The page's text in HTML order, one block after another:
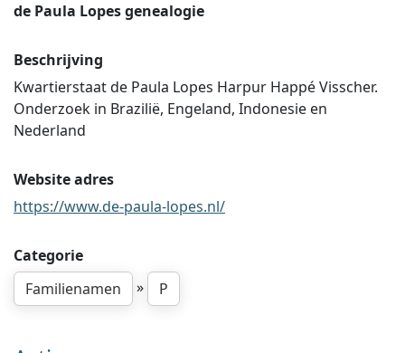
de Paula Lopes genealogie
Beschrijving
Kwartierstaat de Paula Lopes Harpur Happé Visscher.
Onderzoek in Brazilië, Engeland, Indonesie en
Nederland
Website adres
https://www.de-paula-lopes.nl/
Categorie
Familienamen
» P